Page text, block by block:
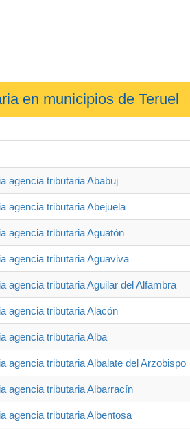
en municipios de Teruel
agencia tributaria Ababuj
agencia tributaria Abejuela
agencia tributaria Aguatón
agencia tributaria Aguaviva
agencia tributaria Aguilar del Alfambra
agencia tributaria Alacón
agencia tributaria Alba
agencia tributaria Albalate del Arzobispo
agencia tributaria Albarracín
agencia tributaria Albentosa